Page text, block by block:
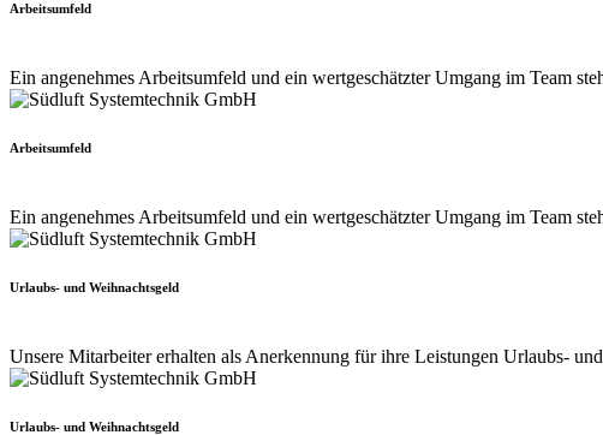
Arbeitsumfeld
Ein angenehmes Arbeitsumfeld und ein wertgeschätzter Umgang im Team
Arbeitsumfeld
Ein angenehmes Arbeitsumfeld und ein wertgeschätzter Umgang im Team
Urlaubs- und Weihnachtsgeld
Unsere Mitarbeiter erhalten als Anerkennung für ihre Leistungen Urlaubs-
Urlaubs- und Weihnachtsgeld